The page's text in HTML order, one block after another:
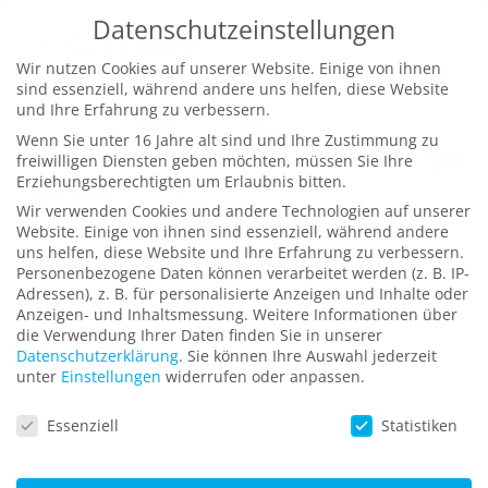
springen
Virtual-Reality-Teamtraining
VR-Simulationssystem zur Ausbildung des Bedien-
und Instandsetzungspersonals von schnell
einsetzbaren mobilen Brückensystemen
Datenschutzeinstellungen
Wir nutzen Cookies auf unserer Website. Einige von ihnen
sind essenziell, während andere uns helfen, diese Website
und Ihre Erfahrung zu verbessern.
Wenn Sie unter 16 Jahre alt sind und Ihre Zustimmung zu
freiwilligen Diensten geben möchten, müssen Sie Ihre
Erziehungsberechtigten um Erlaubnis bitten.
Wir verwenden Cookies und andere Technologien auf unserer
Website. Einige von ihnen sind essenziell, während andere
uns helfen, diese Website und Ihre Erfahrung zu verbessern.
Personenbezogene Daten können verarbeitet werden (z. B. IP-
Adressen), z. B. für personalisierte Anzeigen und Inhalte oder
Anzeigen- und Inhaltsmessung. Weitere Informationen über
die Verwendung Ihrer Daten finden Sie in unserer
Datenschutzerklärung. Sie können Ihre Auswahl jederzeit
unter Einstellungen widerrufen oder anpassen.
Datenschutzeinstellungen
Essenziell Statistiken